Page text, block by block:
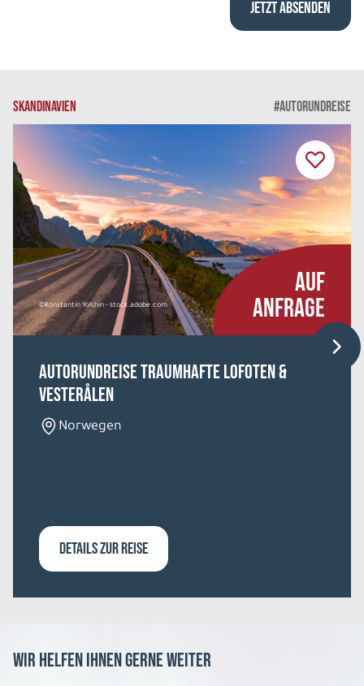
SKANDINAVIEN #AUTORUNDREISE
©Konstantin Yolshin - stock.adobe.com
AUF
ANFRAGE
Autorundreise Traumhafte Lofoten &
Vesterålen
Norwegen
DETAILS ZUR REISE
Wir helfen Ihnen gerne weiter